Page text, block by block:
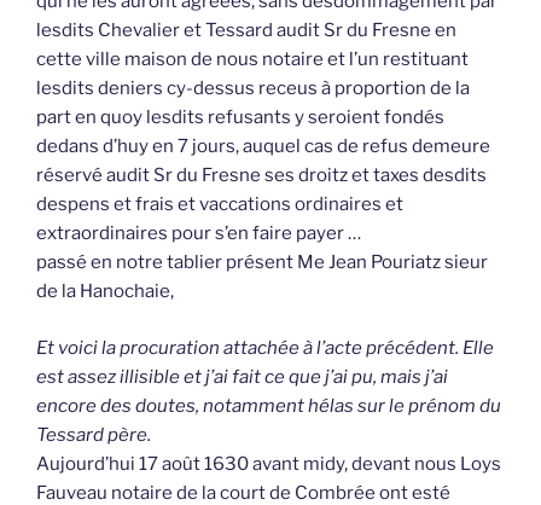
lesdits Chevalier et Tessard audit Sr du Fresne en
cette ville maison de nous notaire et l’un restituant
lesdits deniers cy-dessus receus à proportion de la
part en quoy lesdits refusants y seroient fondés
dedans d’huy en 7 jours, auquel cas de refus demeure
réservé audit Sr du Fresne ses droitz et taxes desdits
despens et frais et vaccations ordinaires et
extraordinaires pour s’en faire payer …
passé en notre tablier présent Me Jean Pouriatz sieur
de la Hanochaie,
Et voici la procuration attachée à l’acte précédent. Elle
est assez illisible et j’ai fait ce que j’ai pu, mais j’ai
encore des doutes, notamment hélas sur le prénom du
Tessard père.
Aujourd’hui 17 août 1630 avant midy, devant nous Loys
Fauveau notaire de la court de Combrée ont esté